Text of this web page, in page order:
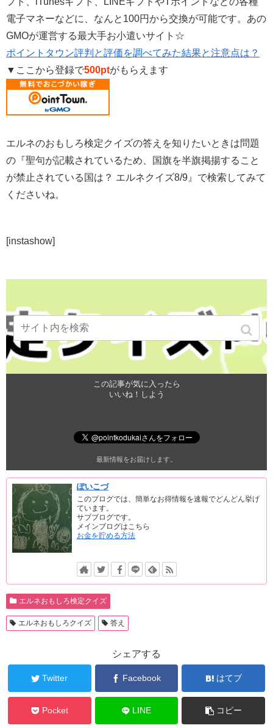
電子マネーなどに、なんと100円から交換が可能です。あの
GMOが運営する最大手お小遣いサイト☆
ポイントタウン評判と評価を調べてみた結果と注意点は？
▼ここから登録で500ptがもらえます
エルネのおもしろ検定クイズの答えを知りたいときは問題
の『聖句が記載されているため、国旗を半旗掲揚すること
が禁止されている国は？ エルネクイズ8/9』で検索してみて
くださいね。
[instashow]
この記事が気に入ったら
いいね！しよう
最新情報をお届けします。
ぽいこづ
このブログでは、簡単なお得情報を速報でどんどん挙げ
ています。
サブブログです。
メインブログはこちら
お金を貯める方法
エルネおもしろ検定クイズ
エルネおもしろクイズ 答え
シェアする
Twitter Facebook はてブ
Pocket LINE コピー